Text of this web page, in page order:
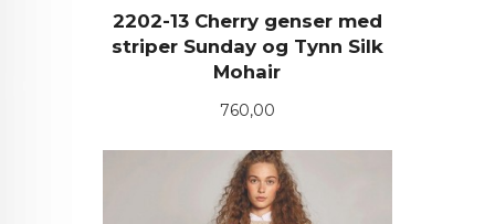
2202-13 Cherry genser med
striper Sunday og Tynn Silk
Mohair
Pris
760,00